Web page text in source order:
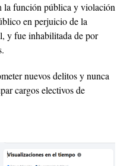
la función pública y violación
en perjuicio de la
y fue inhabilitada de por
nuevos delitos y nunca
cargos electivos de